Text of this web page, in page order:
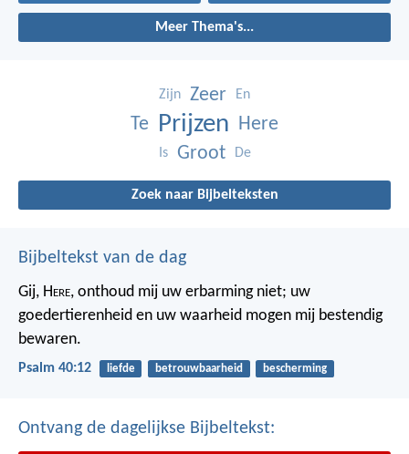
Meer Thema's...
Zijn Zeer En
Te Prijzen Here
Is Groot De
Zoek naar Bijbelteksten
Bijbeltekst van de dag
Gij, Here, onthoud mij uw erbarming niet; uw
goedertierenheid en uw waarheid mogen mij bestendig
bewaren.
Psalm 40:12 liefde betrouwbaarheid bescherming
Ontvang de dagelijkse Bijbeltekst: